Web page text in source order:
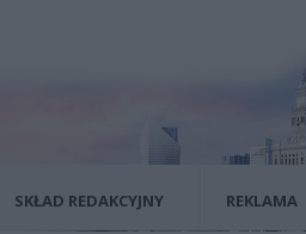
SKŁAD REDAKCYJNY REKLAMA